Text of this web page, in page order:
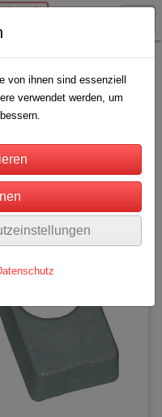
von ihnen sind essenziell
verwendet werden, um